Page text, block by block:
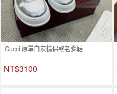
Gucci 原單白灰情侶款老爹鞋
NT$3100